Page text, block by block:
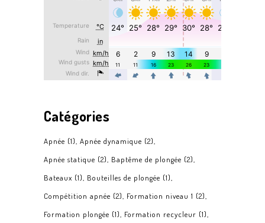
Catégories
Apnée (1) Apnée dynamique (2)
Apnée statique (2) Baptême de plongée (2)
Bateaux (1) Bouteilles de plongée (1)
Compétition apnée (2) Formation niveau 1 (2)
Formation plongée (1) Formation recycleur (1)